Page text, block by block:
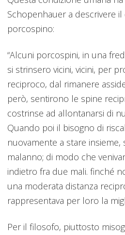
Schopenhauer a descrivere
porcospino:
“Alcuni porcospini, in una
si strinsero vicini, vicini, per
reciproco, dal rimanere
però, sentirono le spine
costrinse ad allontanarsi di
Quando poi il bisogno di
nuovamente a stare insieme,
malanno; di modo che
indietro fra due mali. finché
una moderata distanza
rappresentava per loro la
Per il filosofo, piuttosto